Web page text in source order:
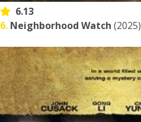
6.13
6. Neighborhood Watch (2025)